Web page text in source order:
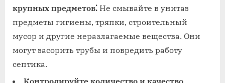
крупных предметов⁚ Не смывайте в унитаз
предметы гигиены‚ тряпки‚ строительный
мусор и другие неразлагаемые вещества. Они
могут засорить трубы и повредить работу
септика.